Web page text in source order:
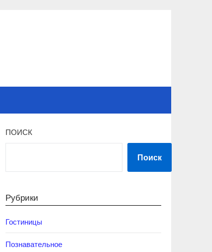
ПОИСК
Поиск
Рубрики
Гостиницы
Познавательное